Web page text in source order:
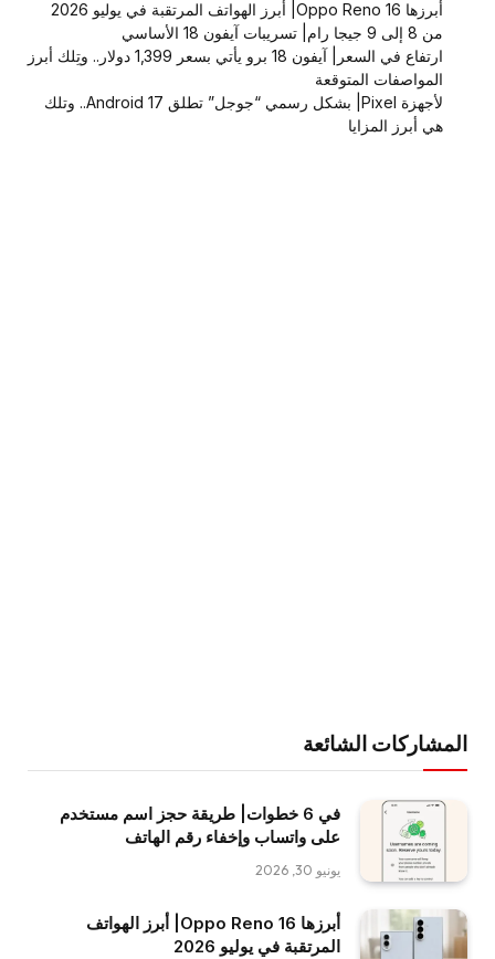
أبرزها Oppo Reno 16| أبرز الهواتف المرتقبة في يوليو 2026
من 8 إلى 9 جيجا رام| تسريبات آيفون 18 الأساسي
ارتفاع في السعر| آيفون 18 برو يأتي بسعر 1,399 دولار.. وتِلك أبرز
المواصفات المتوقعة
لأجهزة Pixel| بشكل رسمي “جوجل” تطلق Android 17.. وتلك
هي أبرز المزايا
المشاركات الشائعة
في 6 خطوات| طريقة حجز اسم مستخدم
على واتساب وإخفاء رقم الهاتف
يونيو 30, 2026
أبرزها Oppo Reno 16| أبرز الهواتف
المرتقبة في يوليو 2026